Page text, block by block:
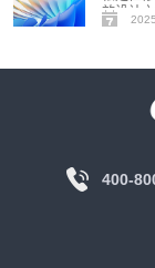
效设计
400-